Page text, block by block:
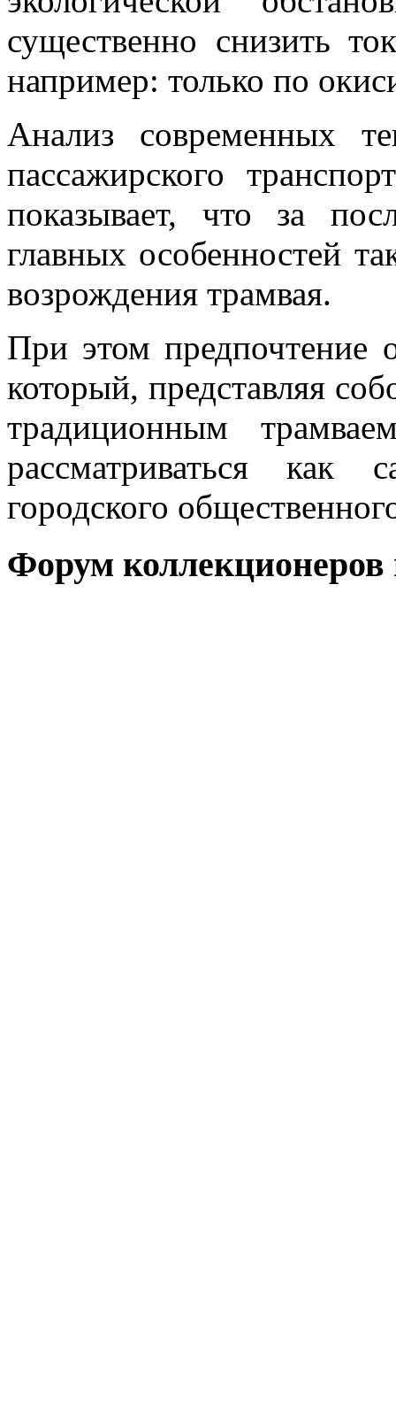
существенно снизить
например: только по
Анализ современных
пассажирского
показывает, что за
главных особенностей
возрождения трамвая.
При этом предпочтение
который, представляя
традиционным
рассматриваться как
городского
Форум коллекционеров